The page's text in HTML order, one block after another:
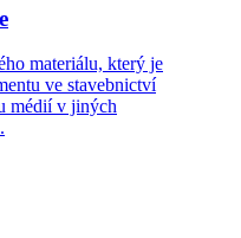
materiálu, který je
ve stavebnictví
médií v jiných